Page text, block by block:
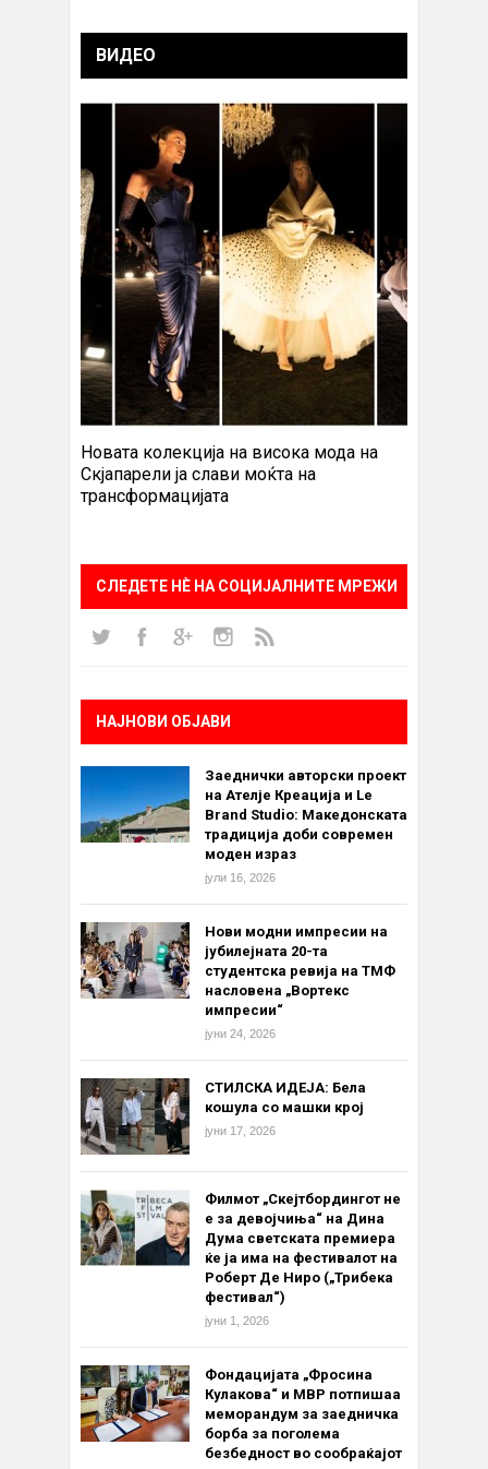
ВИДЕО
Новата колекција на висока мода на
Скјапарели ја слави моќта на
трансформацијата
СЛЕДЕТЕ НÈ НА СОЦИЈАЛНИТЕ МРЕЖИ
НАЈНОВИ ОБЈАВИ
Заеднички авторски проект
на Ателје Креација и Le
Brand Studio: Македонската
традиција доби современ
моден израз
јули 16, 2026
Нови модни импресии на
јубилејната 20-та
студентска ревија на ТМФ
насловена „Вортекс
импресии“
јуни 24, 2026
СТИЛСКА ИДЕЈА: Бела
кошула со машки крој
јуни 17, 2026
Филмот „Скејтбордингот не
е за девојчиња“ на Дина
Дума светската премиера
ќе ја има на фестивалот на
Роберт Де Ниро („Трибека
фестивал“)
јуни 1, 2026
Фондацијата „Фросина
Кулакова“ и МВР потпишаа
меморандум за заедничка
борба за поголема
безбедност во сообраќајот